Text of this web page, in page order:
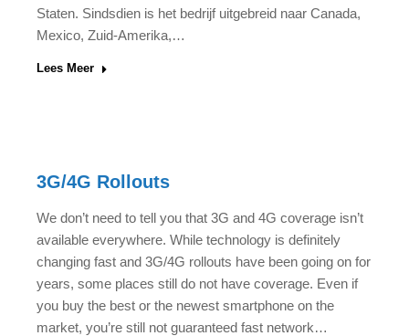
Staten. Sindsdien is het bedrijf uitgebreid naar Canada,
Mexico, Zuid-Amerika,…
Lees Meer
3G/4G Rollouts
We don’t need to tell you that 3G and 4G coverage isn’t
available everywhere. While technology is definitely
changing fast and 3G/4G rollouts have been going on for
years, some places still do not have coverage. Even if
you buy the best or the newest smartphone on the
market, you’re still not guaranteed fast network…